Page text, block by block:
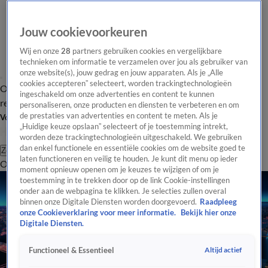
Overzicht Laatste nieuws Regionieuws Het beste van Hart
Tip de
redactie
Volg Hart van Nederland
Zoeken
OverzichtRegioUitzendingenWeerTip de redactiePanelVideo's
Jouw cookievoorkeuren
Wij en onze28 partners gebruiken cookies en vergelijkbare
technieken om informatie te verzamelen over jou als gebruiker van
onze website(s), jouw gedrag en jouw apparaten. Als je „Alle
cookies accepteren” selecteert, worden trackingtechnologieën
ingeschakeld om onze advertenties en content te kunnen
personaliseren, onze producten en diensten te verbeteren en om
de prestaties van advertenties en content te meten. Als je
„Huidige keuze opslaan” selecteert of je toestemming intrekt,
worden deze trackingtechnologieën uitgeschakeld. We gebruiken
dan enkel functionele en essentiële cookies om de website goed te
laten functioneren en veilig te houden. Je kunt dit menu op ieder
moment opnieuw openen om je keuzes te wijzigen of om je
toestemming in te trekken door op de link Cookie-instellingen
onder aan de webpagina te klikken. Je selecties zullen overal
binnen onze Digitale Diensten worden doorgevoerd. Raadpleeg
onze Cookieverklaring voor meer informatie.
Bekijk hier onze
Digitale Diensten.
Functioneel & Essentieel Altijd actief